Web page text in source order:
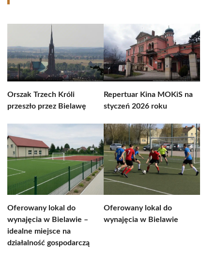
Orszak Trzech Króli
przeszło przez Bielawę
Repertuar Kina MOKiS na
styczeń 2026 roku
Oferowany lokal do
wynajęcia w Bielawie –
idealne miejsce na
działalność gospodarczą
Oferowany lokal do
wynajęcia w Bielawie